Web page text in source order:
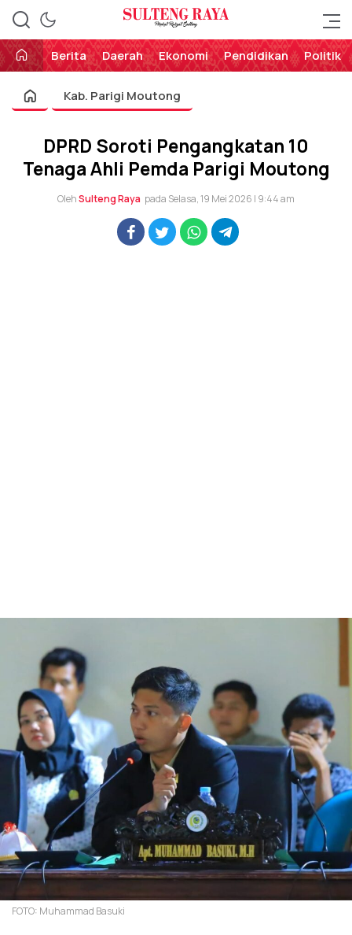
Sulteng Raya
Perekat Rakyat Sulteng
Berita
Daerah Ekonomi Pendidikan Politik
Kab. Parigi Moutong
DPRD Soroti Pengangkatan 10
Tenaga Ahli Pemda Parigi Moutong
OlehSulteng Raya pada Selasa, 19 Mei 2026 | 9:44 am
FOTO: Muhammad Basuki